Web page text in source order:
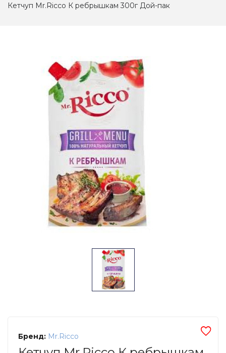
Кетчуп Mr.Ricco К ребрышкам 300г Дой-пак
Бренд: Mr.Ricco